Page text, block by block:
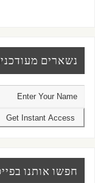
נשארים
חפשו אותנו